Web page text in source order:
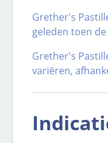
Grether's
geleden toen
Grether's
variëren,